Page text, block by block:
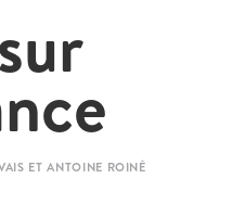
ET ANTOINE ROINÉ